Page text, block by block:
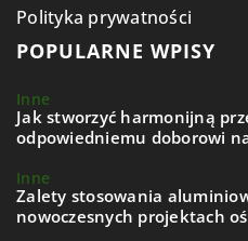
Polityka prywatności
POPULARNE WPISY
Inne
Jak stworzyć harmonijną
odpowiedniemu doborowi
Inne
Zalety stosowania
nowoczesnych projektach